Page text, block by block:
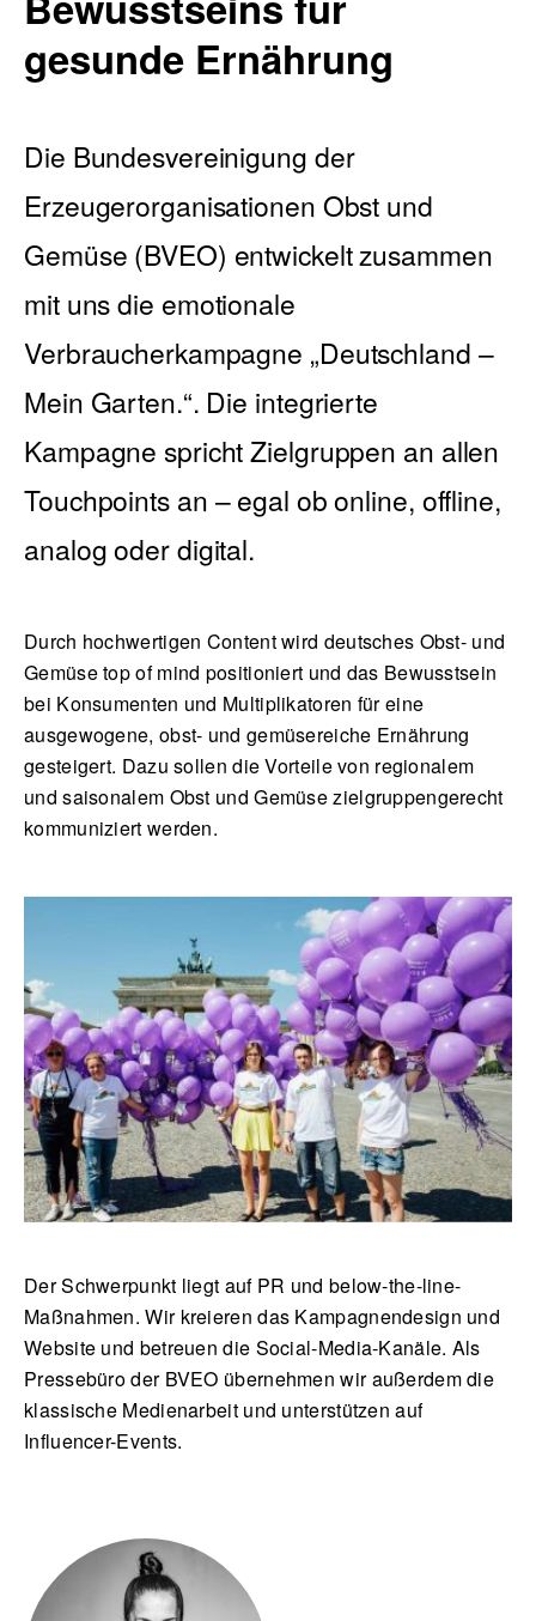
gesunde Ernährung
Die Bundesvereinigung der
Erzeugerorganisationen Obst und
Gemüse (BVEO) entwickelt zusammen
mit uns die emotionale
Verbraucherkampagne „Deutschland –
Mein Garten.“. Die integrierte
Kampagne spricht Zielgruppen an allen
Touchpoints an – egal ob online, offline,
analog oder digital.
Durch hochwertigen Content wird deutsches Obst- und
Gemüse top of mind positioniert und das Bewusstsein
bei Konsumenten und Multiplikatoren für eine
ausgewogene, obst- und gemüsereiche Ernährung
gesteigert. Dazu sollen die Vorteile von regionalem
und saisonalem Obst und Gemüse zielgruppengerecht
kommuniziert werden.
Der Schwerpunkt liegt auf PR und below-the-line-
Maßnahmen. Wir kreieren das Kampagnendesign und
Website und betreuen die Social-Media-Kanäle. Als
Pressebüro der BVEO übernehmen wir außerdem die
klassische Medienarbeit und unterstützen auf
Influencer-Events.